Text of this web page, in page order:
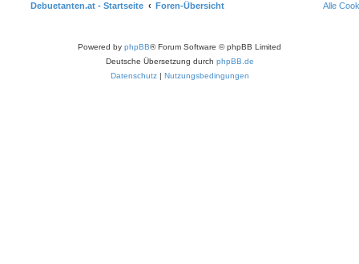
Debuetanten.at - Startseite Foren-Übersicht Alle
Powered by phpBB® Forum Software © phpBB Limited
Deutsche Übersetzung durch phpBB.de
Datenschutz| Nutzungsbedingungen